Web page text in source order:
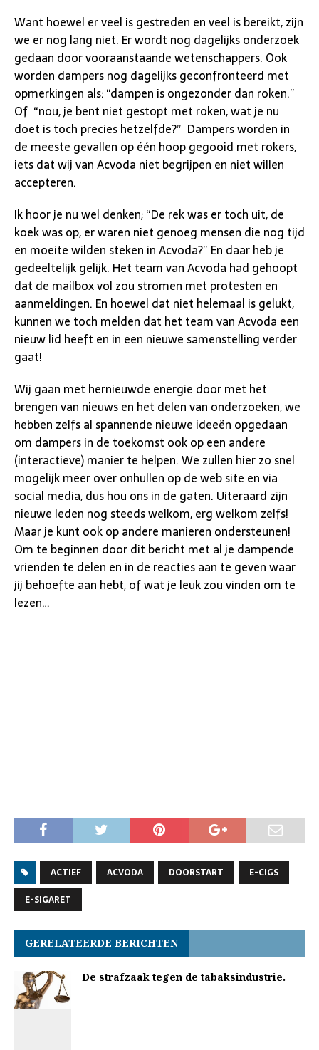
Want hoewel er veel is gestreden en veel is bereikt, zijn
we er nog lang niet. Er wordt nog dagelijks onderzoek
gedaan door vooraanstaande wetenschappers. Ook
worden dampers nog dagelijks geconfronteerd met
opmerkingen als: “dampen is ongezonder dan roken.”
Of “nou, je bent niet gestopt met roken, wat je nu
doet is toch precies hetzelfde?” Dampers worden in
de meeste gevallen op één hoop gegooid met rokers,
iets dat wij van Acvoda niet begrijpen en niet willen
accepteren.
Ik hoor je nu wel denken; “De rek was er toch uit, de
koek was op, er waren niet genoeg mensen die nog tijd
en moeite wilden steken in Acvoda?” En daar heb je
gedeeltelijk gelijk. Het team van Acvoda had gehoopt
dat de mailbox vol zou stromen met protesten en
aanmeldingen. En hoewel dat niet helemaal is gelukt,
kunnen we toch melden dat het team van Acvoda een
nieuw lid heeft en in een nieuwe samenstelling verder
gaat!
Wij gaan met hernieuwde energie door met het
brengen van nieuws en het delen van onderzoeken, we
hebben zelfs al spannende nieuwe ideeën opgedaan
om dampers in de toekomst ook op een andere
(interactieve) manier te helpen. We zullen hier zo snel
mogelijk meer over onhullen op de web site en via
social media, dus hou ons in de gaten. Uiteraard zijn
nieuwe leden nog steeds welkom, erg welkom zelfs!
Maar je kunt ook op andere manieren ondersteunen!
Om te beginnen door dit bericht met al je dampende
vrienden te delen en in de reacties aan te geven waar
jij behoefte aan hebt, of wat je leuk zou vinden om te
lezen…
ACTIEF ACVODA DOORSTART
E-CIGS
E-SIGARET
GERELATEERDE BERICHTEN
De strafzaak tegen de tabaksindustrie.